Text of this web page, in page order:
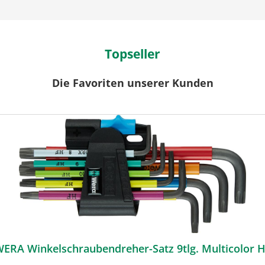
Topseller
Die Favoriten unserer Kunden
WERA Winkelschraubendreher-Satz 9tlg.